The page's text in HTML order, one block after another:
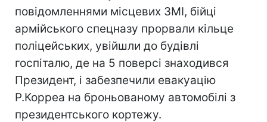
повідомленнями місцевих ЗМІ, бійці
армійського спецназу прорвали кільце
поліцейських, увійшли до будівлі
госпіталю, де на 5 поверсі знаходився
Президент, і забезпечили евакуацію
Р.Корреа на броньованому автомобілі з
президентського кортежу.